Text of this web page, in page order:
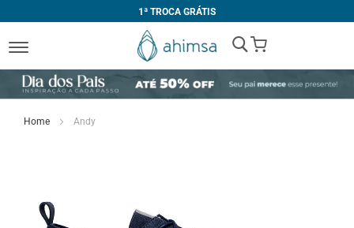
1ª TROCA GRÁTIS
My Cart
Home Andy